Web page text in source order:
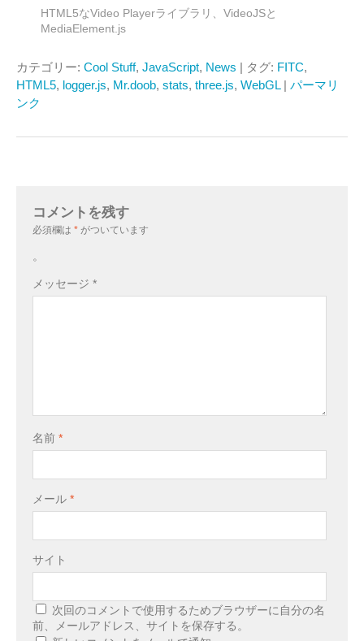
HTML5なVideo Playerライブラリ、VideoJSと
MediaElement.js
カテゴリー: Cool Stuff, JavaScript, News | タグ: FITC,
HTML5, logger.js, Mr.doob, stats, three.js, WebGL| パーマリ
ンク
コメントを残す
必須欄は * がついています
。
メッセージ *
名前 *
メール *
サイト
次回のコメントで使用するためブラウザーに自分の名
前、メールアドレス、サイトを保存する。